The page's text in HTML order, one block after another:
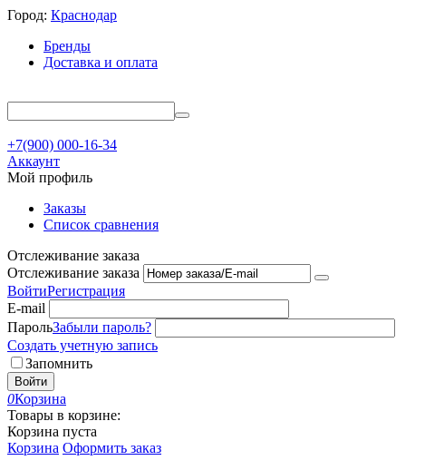
Город: Краснодар
Бренды
Доставка и оплата
+7(900) 000-16-34
Аккаунт
Мой профиль
Заказы
Список сравнения
Отслеживание заказа
Отслеживание заказа
ВойтиРегистрация
E-mail
ПарольЗабыли пароль?
Создать учетную запись
Запомнить
Войти
0Корзина
Товары в корзине:
Корзина пуста
Корзина Оформить заказ